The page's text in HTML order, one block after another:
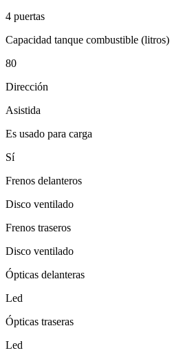
4 puertas
Capacidad tanque combustible (litros)
80
Dirección
Asistida
Es usado para carga
Sí
Frenos delanteros
Disco ventilado
Frenos traseros
Disco ventilado
Ópticas delanteras
Led
Ópticas traseras
Led